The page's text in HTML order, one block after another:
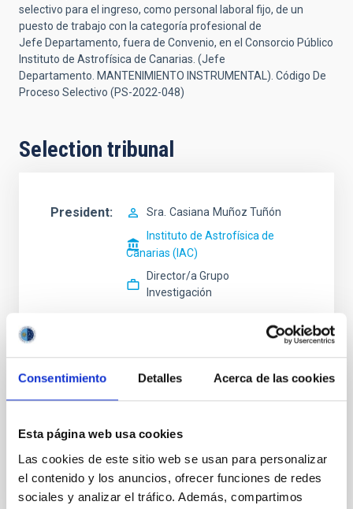
Consentimiento Detalles Acerca de las cookies
Esta página web usa cookies
Las cookies de este sitio web se usan para personalizar
el contenido y los anuncios, ofrecer funciones de redes
sociales y analizar el tráfico. Además, compartimos
selectivo para el ingreso, como personal laboral fijo, de un
puesto de trabajo con la categoría profesional de
Jefe Departamento, fuera de Convenio, en el Consorcio Público
Instituto de Astrofísica de Canarias. (Jefe
Departamento. MANTENIMIENTO INSTRUMENTAL). Código De
Proceso Selectivo (PS-2022-048)
Selection tribunal
President Sra. Casiana Muñoz Tuñón
Instituto de Astrofísica de
Canarias (IAC)
Director/a Grupo
Investigación
Secretary
Vocal
Instituto de Astrofísica de Canarias (IAC)
Responsable Instrumentación